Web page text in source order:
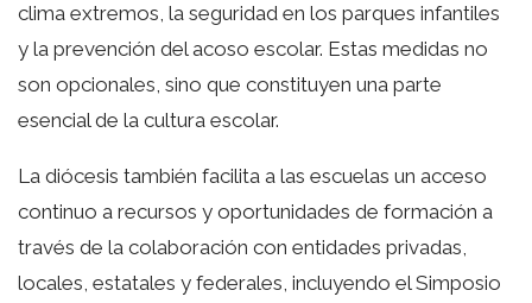
clima extremos, la seguridad en los parques infantiles
y la prevención del acoso escolar. Estas medidas no
son opcionales, sino que constituyen una parte
esencial de la cultura escolar.
La diócesis también facilita a las escuelas un acceso
continuo a recursos y oportunidades de formación a
través de la colaboración con entidades privadas,
locales, estatales y federales, incluyendo el Simposio